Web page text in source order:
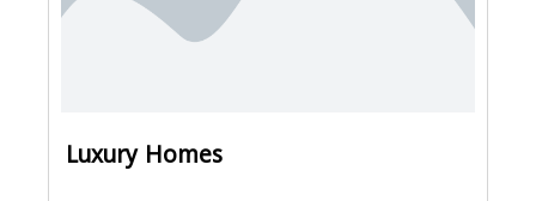
Luxury Homes